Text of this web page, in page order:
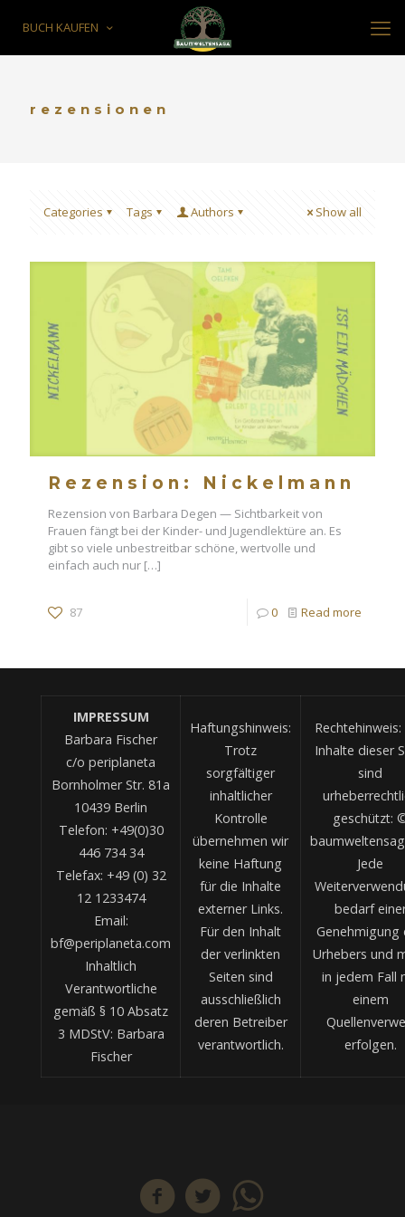
BUCH KAUFEN
rezensionen
Categories Tags Authors Show all
Rezension: Nickelmann
Rezension von Barbara Degen — Sichtbarkeit von
Frauen fängt bei der Kinder- und Jugendlektüre an. Es
gibt so viele unbestreitbar schöne, wertvolle und
einfach auch nur […]
87 0 Read more
IMPRESSUM
Barbara Fischer
c/o periplaneta
Bornholmer Str. 81a
10439 Berlin
Telefon: +49(0)30
446 734 34
Telefax: +49 (0) 32
12 1233474
Email:
bf@periplaneta.com
Inhaltlich
Verantwortliche
gemäß § 10 Absatz
3 MDStV: Barbara
Fischer
Haftungshinweis:
Trotz
sorgfältiger
inhaltlicher
Kontrolle
übernehmen wir
keine Haftung
für die Inhalte
externer Links.
Für den Inhalt
der verlinkten
Seiten sind
ausschließlich
deren Betreiber
verantwortlich.
Rechtehinweis:
Inhalte dieser
sind
geschützt:
Jede
bedarf
Genehmigung
Urhebers und
in jedem Fall
einem
erfolgen.